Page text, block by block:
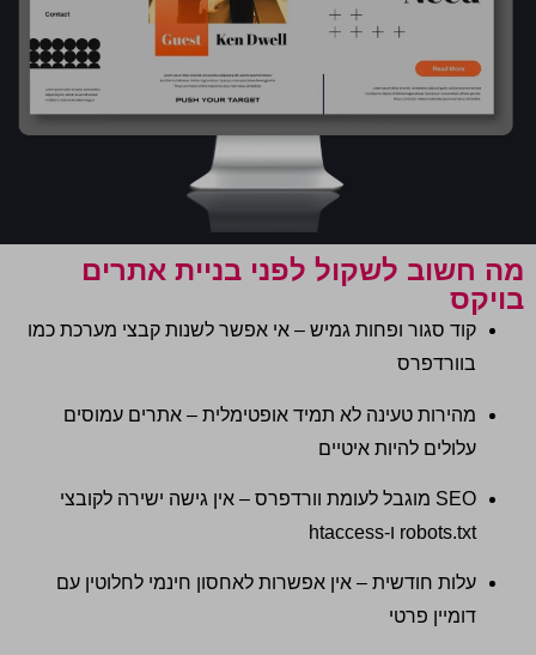
מה חשוב לשקול לפני בניית אתרים
בויקס
קוד סגור ופחות גמיש – אי אפשר לשנות קבצי מערכת כמו
בוורדפרס
מהירות טעינה לא תמיד אופטימלית – אתרים עמוסים
עלולים להיות איטיים
SEO מוגבל לעומת וורדפרס – אין גישה ישירה לקובצי
robots.txt ו-htaccess
עלות חודשית – אין אפשרות לאחסון חינמי לחלוטין עם
דומיין פרטי